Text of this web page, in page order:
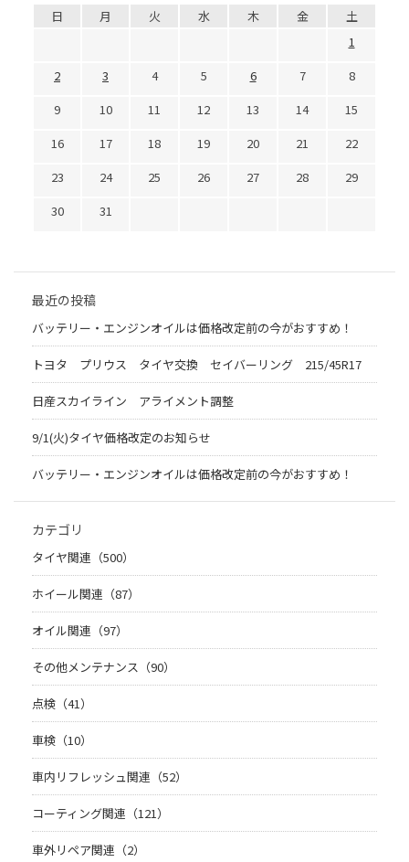
日 月 火 水 木 金
土
1
2
3 4 5 6 7
8
9
10 11 12 13 14
15
16
17 18 19 20 21
22
23
24 25 26 27 28
29
30
31
最近の投稿
バッテリー・エンジンオイルは価格改定前の今がおすすめ！
トヨタ プリウス タイヤ交換 セイバーリング 215/45R17
日産スカイライン アライメント調整
9/1(火)タイヤ価格改定のお知らせ
バッテリー・エンジンオイルは価格改定前の今がおすすめ！
カテゴリ
タイヤ関連（500）
ホイール関連（87）
オイル関連（97）
その他メンテナンス（90）
点検（41）
車検（10）
車内リフレッシュ関連（52）
コーティング関連（121）
車外リペア関連（2）